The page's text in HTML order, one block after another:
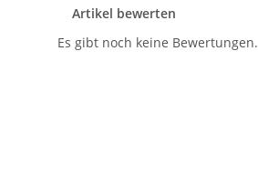
Artikel bewerten
Es gibt noch keine Bewertungen.